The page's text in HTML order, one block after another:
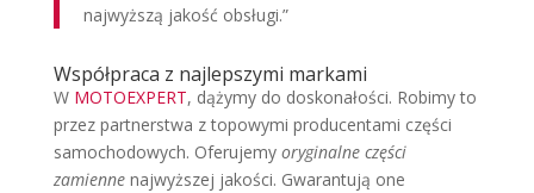
najwyższą jakość obsługi.”
Współpraca z najlepszymi markami
W MOTOEXPERT, dążymy do doskonałości. Robimy to
przez partnerstwa z topowymi producentami części
samochodowych. Oferujemy oryginalne części
zamiennenajwyższej jakości. Gwarantują one